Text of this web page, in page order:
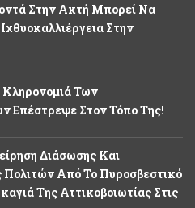
Στην Ακτή Μπορεί Να
Στην
Των
Επέστρεψε Στον Τόπο Της!
Διάσωσης Και
Από Το Πυροσβεστικό
Της Αττικοβοιωτίας Στις